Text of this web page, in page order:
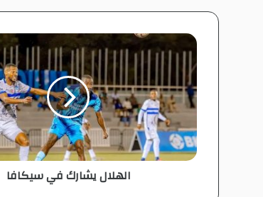
ب
e
ا
ه
ل
ا
ي
ش
ا
الهلال يشارك في سيكافا